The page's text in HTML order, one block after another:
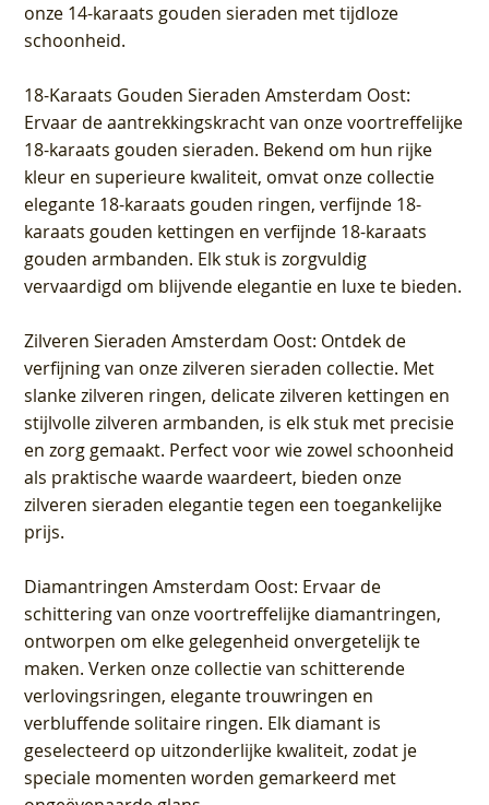
onze 14-karaats gouden sieraden met tijdloze
schoonheid.
18-Karaats Gouden Sieraden Amsterdam Oost:
Ervaar de aantrekkingskracht van onze voortreffelijke
18-karaats gouden sieraden. Bekend om hun rijke
kleur en superieure kwaliteit, omvat onze collectie
elegante 18-karaats gouden ringen, verfijnde 18-
karaats gouden kettingen en verfijnde 18-karaats
gouden armbanden. Elk stuk is zorgvuldig
vervaardigd om blijvende elegantie en luxe te bieden.
Zilveren Sieraden Amsterdam Oost: Ontdek de
verfijning van onze zilveren sieraden collectie. Met
slanke zilveren ringen, delicate zilveren kettingen en
stijlvolle zilveren armbanden, is elk stuk met precisie
en zorg gemaakt. Perfect voor wie zowel schoonheid
als praktische waarde waardeert, bieden onze
zilveren sieraden elegantie tegen een toegankelijke
prijs.
Diamantringen Amsterdam Oost: Ervaar de
schittering van onze voortreffelijke diamantringen,
ontworpen om elke gelegenheid onvergetelijk te
maken. Verken onze collectie van schitterende
verlovingsringen, elegante trouwringen en
verbluffende solitaire ringen. Elk diamant is
geselecteerd op uitzonderlijke kwaliteit, zodat je
speciale momenten worden gemarkeerd met